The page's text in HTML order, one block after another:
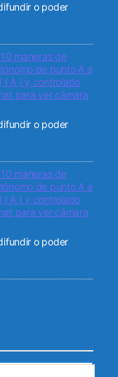
o poder
maneras de
de punto A a
I A ) y controlado
para ver cámara
o poder
maneras de
de punto A a
I A ) y controlado
para ver cámara
o poder